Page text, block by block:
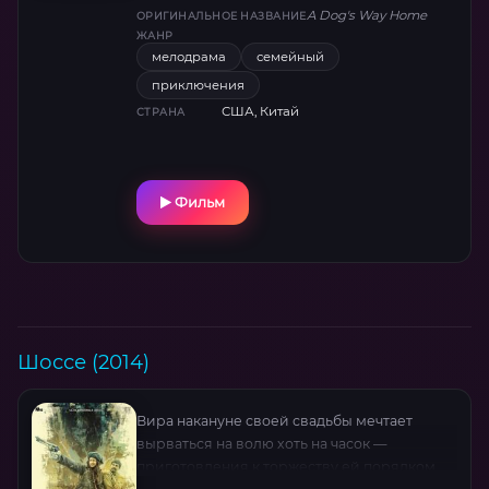
приюта.
ОРИГИНАЛЬНОЕ НАЗВАНИЕA Dog's Way Home
ЖАНР
мелодрама
семейный
приключения
СТРАНА США, Китай
Фильм
Шоссе (2014)
Вира накануне своей свадьбы мечтает
вырваться на волю хоть на часок —